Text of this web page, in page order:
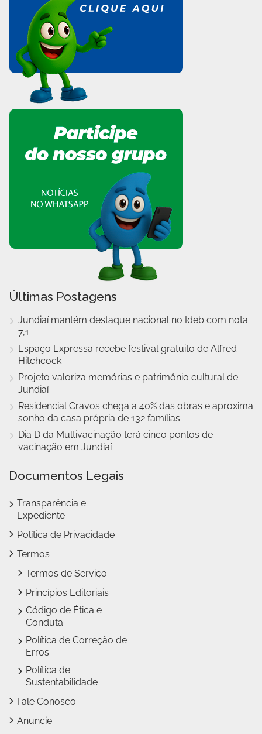
Últimas Postagens
Jundiaí mantém destaque nacional no Ideb com nota
7,1
Espaço Expressa recebe festival gratuito de Alfred
Hitchcock
Projeto valoriza memórias e patrimônio cultural de
Jundiaí
Residencial Cravos chega a 40% das obras e aproxima
sonho da casa própria de 132 famílias
Dia D da Multivacinação terá cinco pontos de
vacinação em Jundiaí
Documentos Legais
Transparência e
Expediente
Política de Privacidade
Termos
Termos de Serviço
Princípios Editoriais
Código de Ética e
Conduta
Política de Correção de
Erros
Política de
Sustentabilidade
Fale Conosco
Anuncie